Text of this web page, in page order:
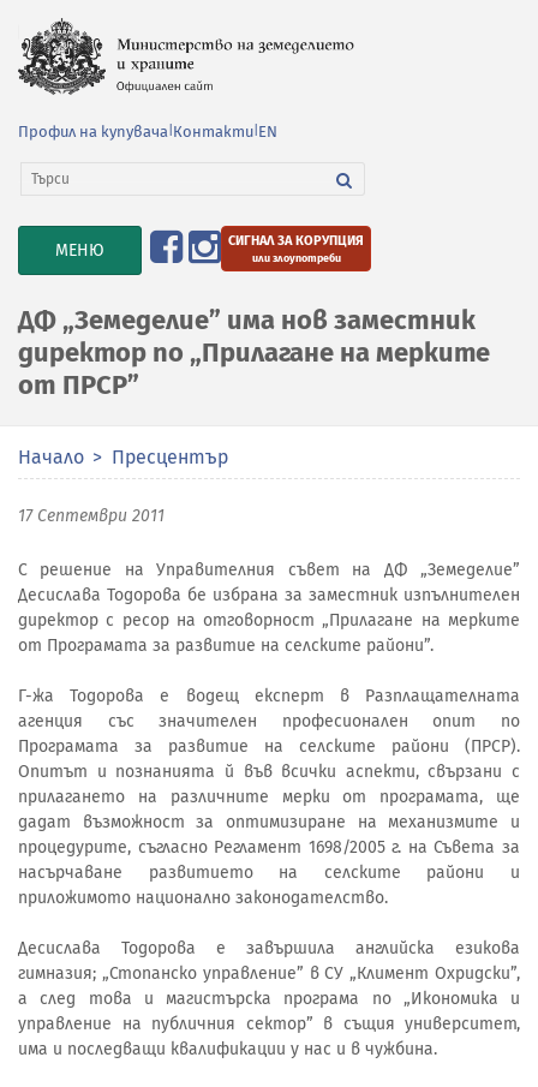
Профил на купувача Контакти EN
TOGGLE
NAVIGATION
МЕНЮ СИГНАЛ ЗА КОРУПЦИЯ
или злоупотреби
ДФ „Земеделие” има нов заместник
директор по „Прилагане на мерките
от ПРСР”
Начало Пресцентър
17 Септември 2011
С решение на Управителния съвет на ДФ „Земеделие”
Десислава Тодорова бе избрана за заместник изпълнителен
директор с ресор на отговорност „Прилагане на мерките
от Програмата за развитие на селските райони”.
Г-жа Тодорова е водещ експерт в Разплащателната
агенция със значителен професионален опит по
Програмата за развитие на селските райони (ПРСР).
Опитът и познанията й във всички аспекти, свързани с
прилагането на различните мерки от програмата, ще
дадат възможност за оптимизиране на механизмите и
процедурите, съгласно Регламент 1698/2005 г. на Съвета за
насърчаване развитието на селските райони и
приложимото национално законодателство.
Десислава Тодорова е завършила английска езикова
гимназия; „Стопанско управление” в СУ „Климент Охридски”,
а след това и магистърска програма по „Икономика и
управление на публичния сектор” в същия университет,
има и последващи квалификации у нас и в чужбина.